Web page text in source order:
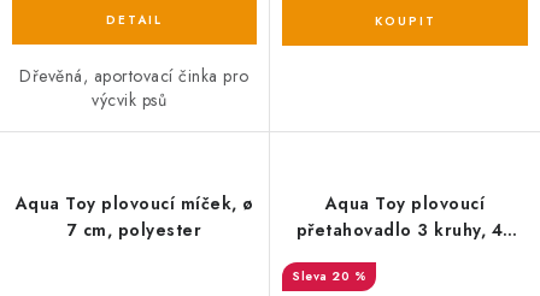
Dřevěná, aportovací činka pro
výcvik psů
Aqua Toy plovoucí míček, ø
7 cm, polyester
Aqua Toy plovoucí
přetahovadlo 3 kruhy, 42
cm, polyester
20 %